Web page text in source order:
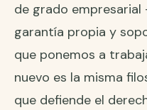
de grado empresarial
garantía propia y
que ponemos a
nuevo es la misma
que defiende el